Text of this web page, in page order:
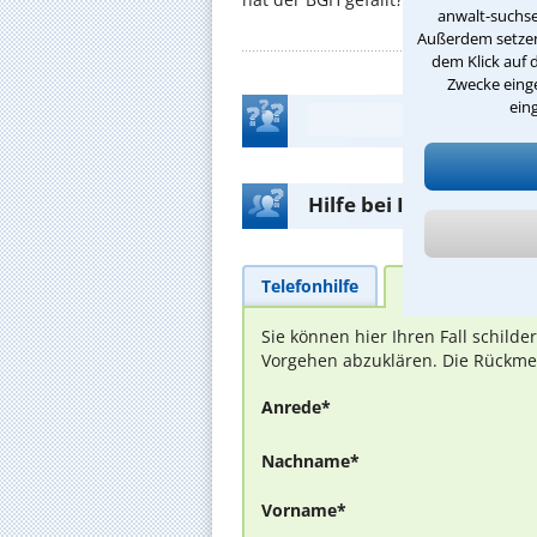
anwalt-
Außerdem
dem Klick auf
Zwecke
Hilfe bei Ihrer
Telefonhilfe
Sie können hier Ihren Fall
Vorgehen abzuklären. Die
Anrede*
Nachname*
Vorname*